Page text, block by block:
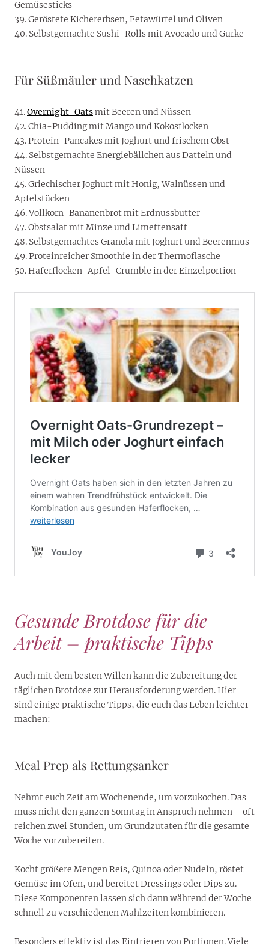
Gemüsesticks
39. Geröstete Kichererbsen, Fetawürfel und Oliven
40. Selbstgemachte Sushi-Rolls mit Avocado und Gurke
Für Süßmäuler und Naschkatzen
41.Overnight-Oatsmit Beeren und Nüssen
42. Chia-Pudding mit Mango und Kokosflocken
43. Protein-Pancakes mit Joghurt und frischem Obst
44. Selbstgemachte Energiebällchen aus Datteln und
Nüssen
45. Griechischer Joghurt mit Honig, Walnüssen und
Apfelstücken
46. Vollkorn-Bananenbrot mit Erdnussbutter
47. Obstsalat mit Minze und Limettensaft
48. Selbstgemachtes Granola mit Joghurt und Beerenmus
49. Proteinreicher Smoothie in der Thermoflasche
50. Haferflocken-Apfel-Crumble in der Einzelportion
Gesunde Brotdose für die
Arbeit – praktische Tipps
Auch mit dem besten Willen kann die Zubereitung der
täglichen Brotdose zur Herausforderung werden. Hier
sind einige praktische Tipps, die euch das Leben leichter
machen:
Meal Prep als Rettungsanker
Nehmt euch Zeit am Wochenende, um vorzukochen. Das
muss nicht den ganzen Sonntag in Anspruch nehmen – oft
reichen zwei Stunden, um Grundzutaten für die gesamte
Woche vorzubereiten.
Kocht größere Mengen Reis, Quinoa oder Nudeln, röstet
Gemüse im Ofen, und bereitet Dressings oder Dips zu.
Diese Komponenten lassen sich dann während der Woche
schnell zu verschiedenen Mahlzeiten kombinieren.
Besonders effektiv ist das Einfrieren von Portionen. Viele